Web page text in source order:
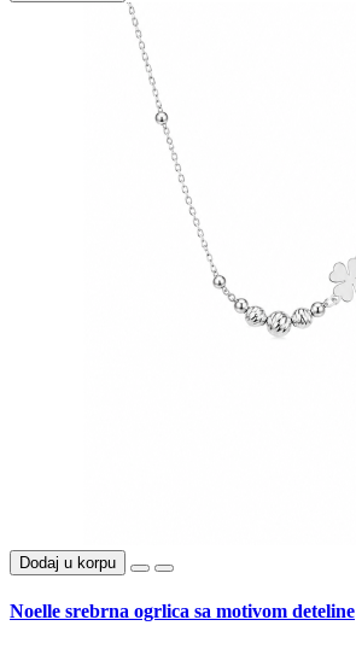
Dodaj u korpu
Noelle srebrna ogrlica sa motivom deteline